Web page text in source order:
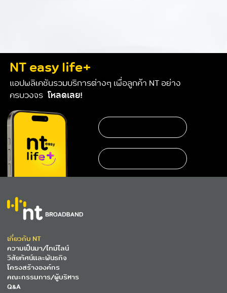
NT easy life+
แอปพลิเคชันรวมบริการต่างๆ เพื่อลูกค้า NT อย่าง
ครบวงจร โหลดเลย!
เกี่ยวกับ NT
ความเป็นมา/ไทม์ไลน์
วิสัยทัศน์และพันธกิจ
โครงสร้างองค์กร
คณะกรรมการ/ผู้บริหาร
Q&A